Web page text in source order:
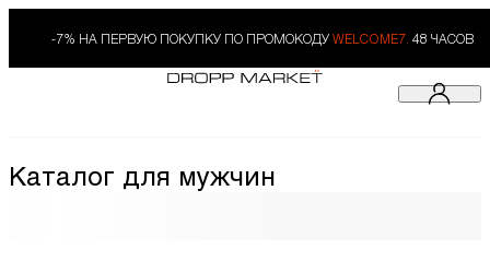
-7% НА ПЕРВУЮ ПОКУПКУ ПО ПРОМОКОДУ WELCOME7. 48 ЧАСОВ
Каталог для мужчин